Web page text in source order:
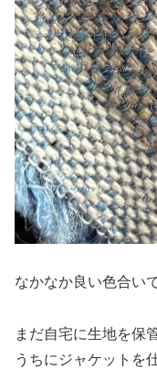
なかなか良い色合い
まだ自宅に生地を保
うちにジャケットを